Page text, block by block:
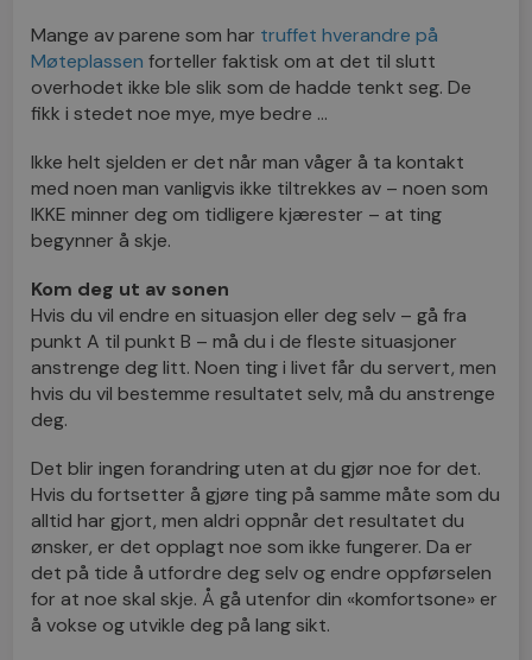
Mange av parene som har truffet hverandre på
Møteplassen forteller faktisk om at det til slutt
overhodet ikke ble slik som de hadde tenkt seg. De
fikk i stedet noe mye, mye bedre …
Ikke helt sjelden er det når man våger å ta kontakt
med noen man vanligvis ikke tiltrekkes av – noen som
IKKE minner deg om tidligere kjærester – at ting
begynner å skje.
Kom deg ut av sonen
Hvis du vil endre en situasjon eller deg selv – gå fra
punkt A til punkt B – må du i de fleste situasjoner
anstrenge deg litt. Noen ting i livet får du servert, men
hvis du vil bestemme resultatet selv, må du anstrenge
deg.
Det blir ingen forandring uten at du gjør noe for det.
Hvis du fortsetter å gjøre ting på samme måte som du
alltid har gjort, men aldri oppnår det resultatet du
ønsker, er det opplagt noe som ikke fungerer. Da er
det på tide å utfordre deg selv og endre oppførselen
for at noe skal skje. Å gå utenfor din «komfortsone» er
å vokse og utvikle deg på lang sikt.